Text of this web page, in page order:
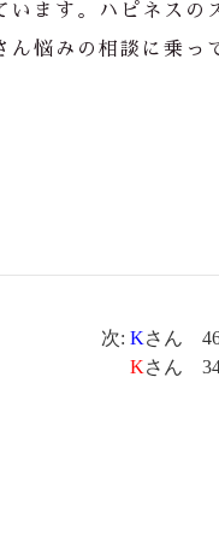
ます。ハピネスの
悩みの相談に乗っ
次: Kさん
Kさん